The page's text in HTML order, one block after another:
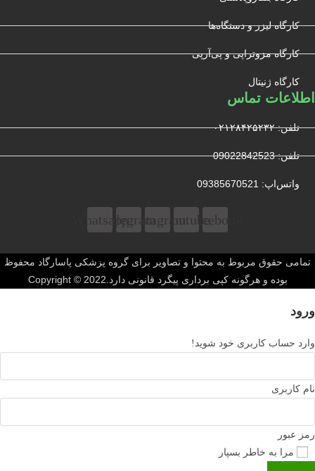
کارگاه لیزر و دستگاه‌ها
کارگاه مزوتراپی و پی‌آرپی
کارگاه ژنیتال
اطلاعات تماس
تلفن: ۰۲۱۲۸۴۲۵۲۳۲
تلفن: 09022842523
واتس‌‌اپ: 09385670521
Facebook
Youtube
Instagram
Telegram
Whatsapp
تمامی حقوق مربوط به محتوا و تصاویر برای گروه پزشکی پاسارگاد محفوظ
بوده و هرگونه کپی برداری پیگرد قانونی دارد.Copyright © 2022
ورود
وارد حساب کاربری خود شوید!
نام کاربری
رمز عبور
مرا به خاطر بسپار